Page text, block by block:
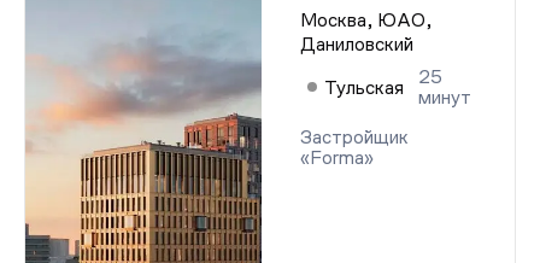
Москва, ЮАО,
Даниловский
Тульская
25
минут
Застройщик
«Forma»